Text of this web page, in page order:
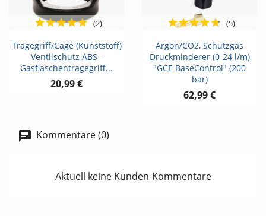
Tragegriff/Cage (Kunststoff)
Ventilschutz ABS -
Gasflaschentragegriff...
20,99 €
(2)
Argon/CO2, Schutzgas
Druckminderer (0-24 l/m)
"GCE BaseControl" (200
bar)
62,99 €
(5)
Kommentare (0)
Aktuell keine Kunden-Kommentare